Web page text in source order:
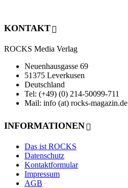
KONTAKT
ROCKS Media Verlag
Neuenhausgasse 69
51375 Leverkusen
Deutschland
Tel: (+49) (0) 214-50099-711
Mail: info (at) rocks-magazin.de
INFORMATIONEN
Das ist ROCKS
Datenschutz
Kontaktformular
Impressum
AGB